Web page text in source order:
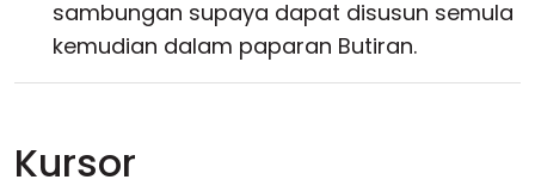
sambungan supaya dapat disusun semula
kemudian dalam paparan Butiran.
Kursor